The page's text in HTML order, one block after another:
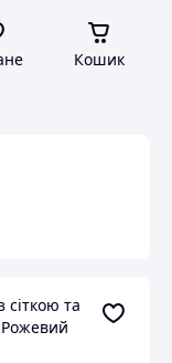
Кошик
та